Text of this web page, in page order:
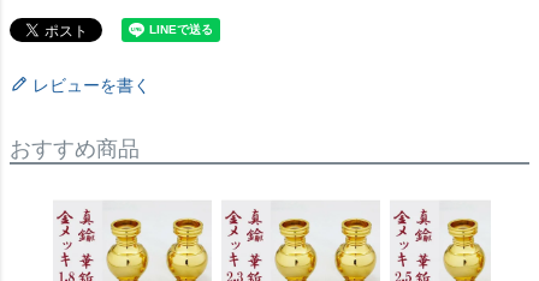
レビューを書く
おすすめ商品